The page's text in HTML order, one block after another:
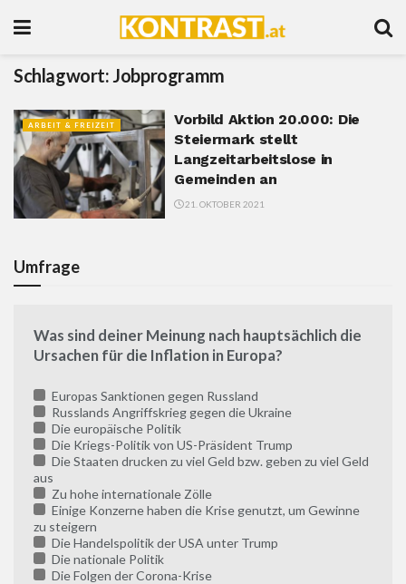
Schlagwort: Jobprogramm
ARBEIT & FREIZEIT
Vorbild Aktion 20.000: Die
Steiermark stellt
Langzeitarbeitslose in
Gemeinden an
21. OKTOBER 2021
Umfrage
Was sind deiner Meinung nach hauptsächlich die
Ursachen für die Inflation in Europa?
Europas Sanktionen gegen Russland
Russlands Angriffskrieg gegen die Ukraine
Die europäische Politik
Die Kriegs-Politik von US-Präsident Trump
Die Staaten drucken zu viel Geld bzw. geben zu viel Geld
aus
Zu hohe internationale Zölle
Einige Konzerne haben die Krise genutzt, um Gewinne
zu steigern
Die Handelspolitik der USA unter Trump
Die nationale Politik
Die Folgen der Corona-Krise